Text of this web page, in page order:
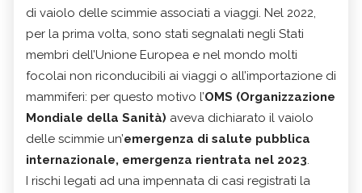
di vaiolo delle scimmie associati a viaggi. Nel 2022,
per la prima volta, sono stati segnalati negli Stati
membri dell’Unione Europea e nel mondo molti
focolai non riconducibili ai viaggi o all’importazione di
mammiferi: per questo motivo l’OMS (Organizzazione
Mondiale della Sanità) aveva dichiarato il vaiolo
delle scimmie un’emergenza di salute pubblica
internazionale, emergenza rientrata nel 2023.
I rischi legati ad una impennata di casi registrati la